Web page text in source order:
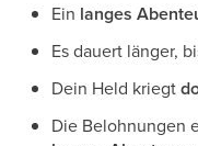
Ein langes
Es dauert länger,
Dein Held kriegt
Die Belohnungen